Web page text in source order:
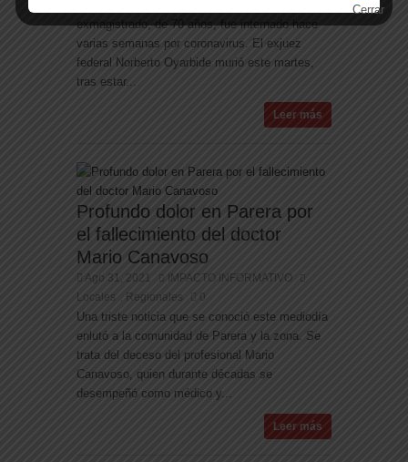
exmagistrado, de 70 años, fue internado hace
varias semanas por coronavirus. El exjuez
federal Norberto Oyarbide murió este martes,
tras estar...
Leer más
Profundo dolor en Parera por
el fallecimiento del doctor
Mario Canavoso
Ago 31, 2021
IMPACTO INFORMATIVO
Locales
Regionales 0
Una triste noticia que se conoció este mediodía
enlutó a la comunidad de Parera y la zona. Se
trata del deceso del profesional Mario
Canavoso, quien durante décadas se
desempeñó como médico y...
Leer más